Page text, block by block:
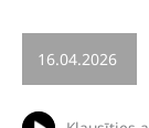
16.04.2026